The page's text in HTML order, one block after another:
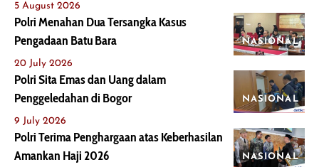
5 August 2026
NASIONAL
Polri Menahan Dua Tersangka Kasus
Pengadaan Batu Bara
20 July 2026
NASIONAL
Polri Sita Emas dan Uang dalam
Penggeledahan di Bogor
9 July 2026
NASIONAL
Polri Terima Penghargaan atas Keberhasilan
Amankan Haji 2026